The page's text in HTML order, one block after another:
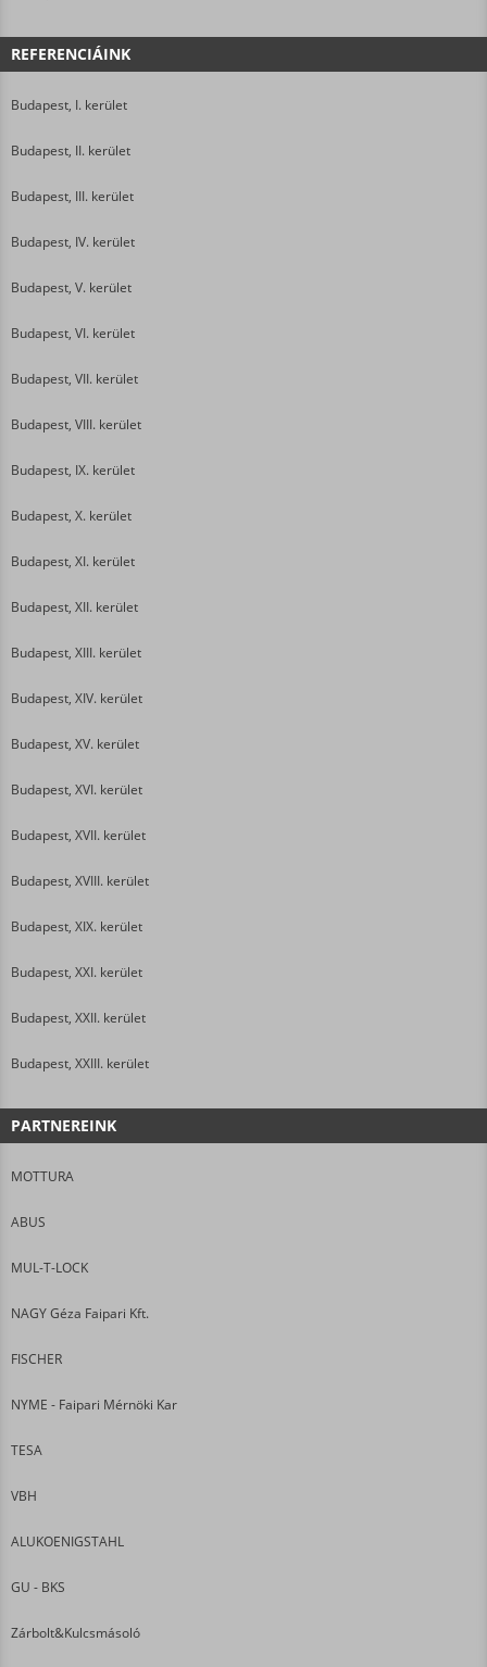
REFERENCIÁINK
Budapest, I. kerület
Budapest, II. kerület
Budapest, III. kerület
Budapest, IV. kerület
Budapest, V. kerület
Budapest, VI. kerület
Budapest, VII. kerület
Budapest, VIII. kerület
Budapest, IX. kerület
Budapest, X. kerület
Budapest, XI. kerület
Budapest, XII. kerület
Budapest, XIII. kerület
Budapest, XIV. kerület
Budapest, XV. kerület
Budapest, XVI. kerület
Budapest, XVII. kerület
Budapest, XVIII. kerület
Budapest, XIX. kerület
Budapest, XXI. kerület
Budapest, XXII. kerület
Budapest, XXIII. kerület
PARTNEREINK
MOTTURA
ABUS
MUL-T-LOCK
NAGY Géza Faipari Kft.
FISCHER
NYME - Faipari Mérnöki Kar
TESA
VBH
ALUKOENIGSTAHL
GU - BKS
Zárbolt&Kulcsmásoló